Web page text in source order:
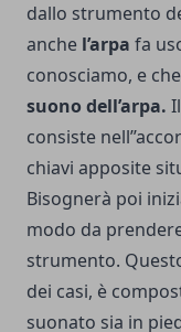
dallo strumento
anche l’arpa fa
conosciamo, e
suono dell’arpa.
consiste
chiavi apposite
Bisognerà poi
modo da
strumento.
dei casi, è
suonato sia in